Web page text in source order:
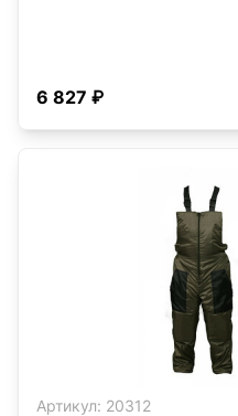
6 827 ₽
Артикул: 20312